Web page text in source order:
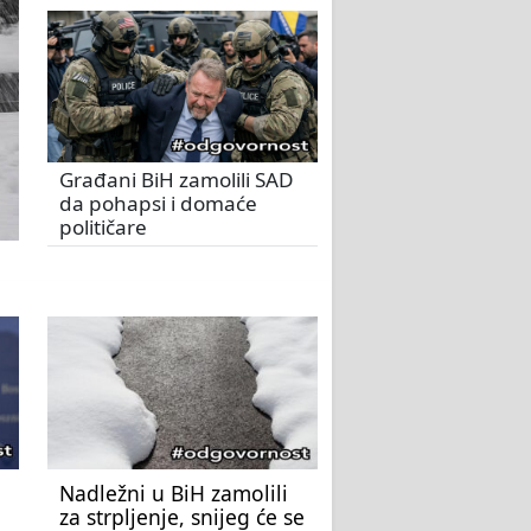
Građani BiH zamolili SAD
da pohapsi i domaće
političare
Nadležni u BiH zamolili
za strpljenje, snijeg će se